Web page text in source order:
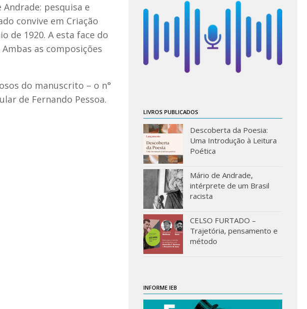
pesquisa e
convive em Criação
de 1920. A esta face do
as composições
do manuscrito – o n°
de Fernando Pessoa.
LIVROS PUBLICADOS
Descoberta da Poesia:
Uma Introdução à Leitura
Poética
Mário de Andrade,
intérprete de um Brasil
racista
CELSO FURTADO –
Trajetória, pensamento e
método
INFORME IEB